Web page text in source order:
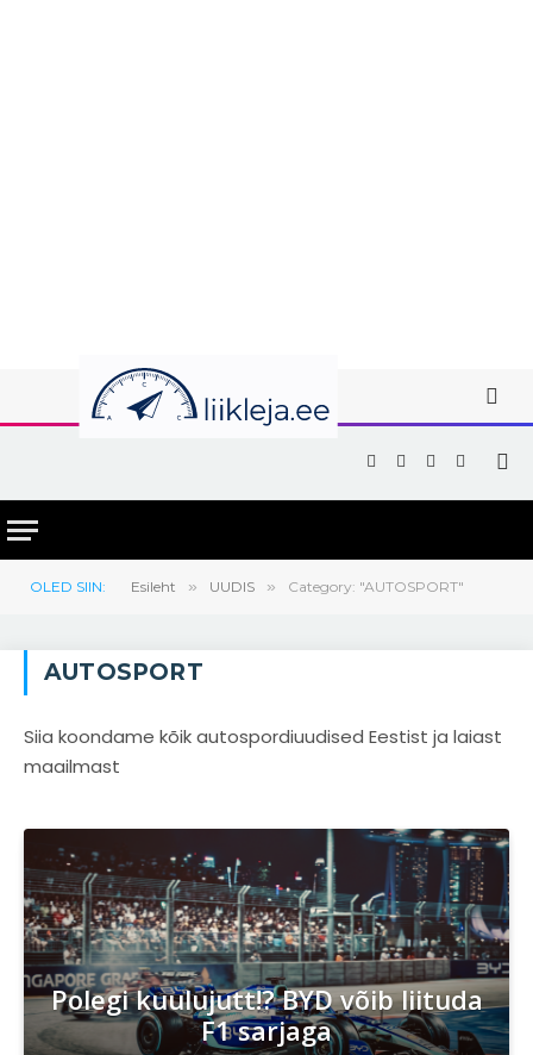
Facebook
X
(Twitter)
Instagram
YouTube
OLED SIIN: Esileht » UUDIS » Category: "AUTOSPORT"
AUTOSPORT
Siia koondame kõik autospordiuudised Eestist ja laiast
maailmast
Polegi kuulujutt!? BYD võib liituda
F1 sarjaga